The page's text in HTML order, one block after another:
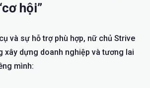
hội”
và sự hỗ trợ phù hợp, nữ chủ Strive
xây dựng doanh nghiệp và tương lai
mình: